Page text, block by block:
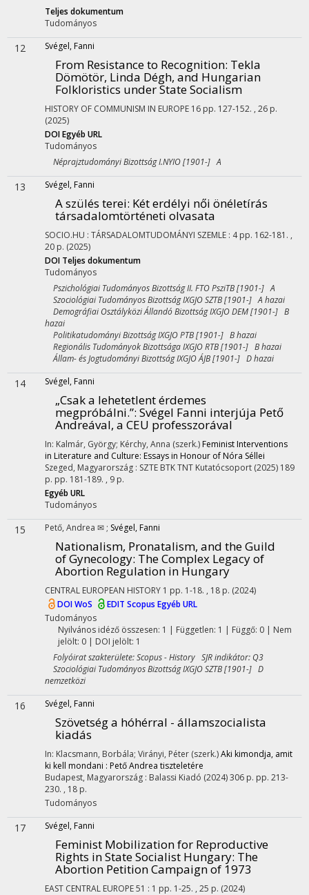
Teljes dokumentum
Tudományos
12 Svégel, Fanni
From Resistance to Recognition: Tekla
Dömötör, Linda Dégh, and Hungarian
Folkloristics under State Socialism
HISTORY OF COMMUNISM IN EUROPE 16 pp. 127-152. , 26 p.
(2025)
DOIEgyéb URL
Tudományos
Néprajztudományi Bizottság I.NYIO [1901-] A
13 Svégel, Fanni
A szülés terei: Két erdélyi női önéletírás
társadalomtörténeti olvasata
SOCIO.HU : TÁRSADALOMTUDOMÁNYI SZEMLE : 4 pp. 162-181. ,
20 p. (2025)
DOI Teljes dokumentum
Tudományos
Pszichológiai Tudományos Bizottság II. FTO PsziTB [1901-] A
Szociológiai Tudományos Bizottság IXGJO SZTB [1901-] A hazai
Demográfiai Osztályközi Állandó Bizottság IXGJO DEM [1901-] B
hazai
Politikatudományi Bizottság IXGJO PTB [1901-] B hazai
Regionális Tudományok Bizottsága IXGJO RTB [1901-] B hazai
Állam- és Jogtudományi Bizottság IXGJO ÁJB [1901-] D hazai
14 Svégel, Fanni
„Csak a lehetetlent érdemes
megpróbálni.”: Svégel Fanni interjúja Pető
Andreával, a CEU professzorával
In: Kalmár, György; Kérchy, Anna (szerk.) Feminist Interventions
in Literature and Culture: Essays in Honour of Nóra Séllei
Szeged, Magyarország : SZTE BTK TNT Kutatócsoport (2025) 189
p. pp. 181-189. , 9 p.
Egyéb URL
Tudományos
15 Pető, Andrea ✉ ; Svégel, Fanni
Nationalism, Pronatalism, and the Guild
of Gynecology: The Complex Legacy of
Abortion Regulation in Hungary
CENTRAL EUROPEAN HISTORY 1 pp. 1-18. , 18 p. (2024)
DOIWoS EDIT Scopus Egyéb URL
Tudományos
Nyilvános idéző összesen: 1 | Független: 1 | Függő: 0 | Nem
jelölt: 0 | DOI jelölt: 1
Folyóirat szakterülete: Scopus - History SJR indikátor: Q3
Szociológiai Tudományos Bizottság IXGJO SZTB [1901-] D
nemzetközi
16 Svégel, Fanni
Szövetség a hóhérral - államszocialista
kiadás
In: Klacsmann, Borbála; Virányi, Péter (szerk.)Aki kimondja, amit
ki kell mondani : Pető Andrea tiszteletére
Budapest, Magyarország : Balassi Kiadó (2024)306 p. pp. 213-
230. , 18 p.
Tudományos
17 Svégel, Fanni
Feminist Mobilization for Reproductive
Rights in State Socialist Hungary: The
Abortion Petition Campaign of 1973
EAST CENTRAL EUROPE51 : 1 pp. 1-25. , 25 p. (2024)